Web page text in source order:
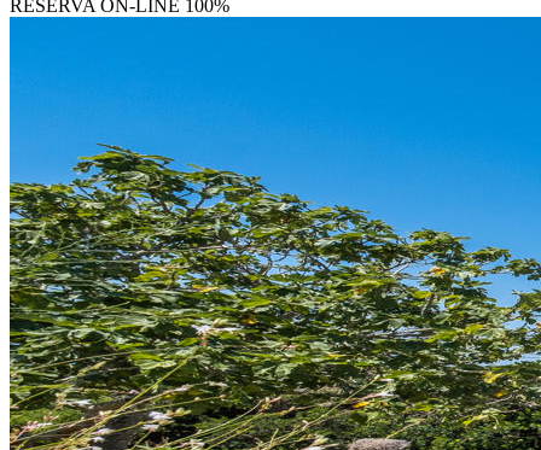
RESERVA ON-LINE 100%